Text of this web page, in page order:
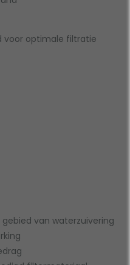
voor optimale filtratie
van waterzuivering